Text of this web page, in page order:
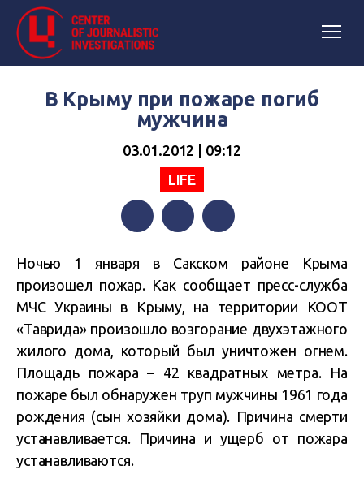
В Крыму при пожаре погиб
мужчина
03.01.2012 | 09:12
LIFE
Ночью 1 января в Сакском районе Крыма
произошел пожар. Как сообщает пресс-служба
МЧС Украины в Крыму, на территории КООТ
«Таврида» произошло возгорание двухэтажного
жилого дома, который был уничтожен огнем.
Площадь пожара – 42 квадратных метра. На
пожаре был обнаружен труп мужчины 1961 года
рождения (сын хозяйки дома). Причина смерти
устанавливается. Причина и ущерб от пожара
устанавливаются.